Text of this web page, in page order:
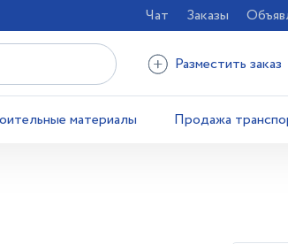
Чат Заказы
Разместить заказ
материалы Продажа